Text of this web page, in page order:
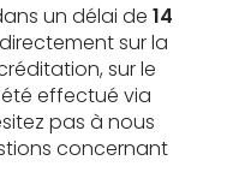
un délai de 14
directement sur la
sur le
effectué via
pas à nous
concernant